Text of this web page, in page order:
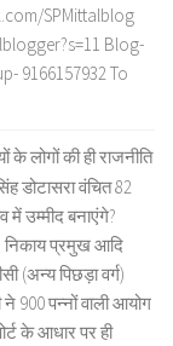
SPMittalblog
Blog-
9166157932 To
के लोगों की ही राजनीति
डोटासरा वंचित 82
में उम्मीद बनाएंगे?
निकाय प्रमुख आदि
(अन्य पिछड़ा वर्ग)
900 पन्नों वाली आयोग
के आधार पर ही